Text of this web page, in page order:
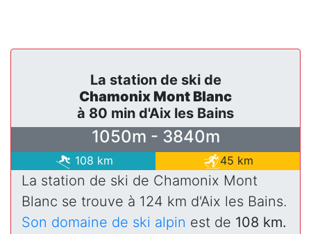
La station de ski de
Chamonix Mont Blanc
à 80 min d'Aix les Bains
1050m - 3840m
108 km 45 km
La station de ski de Chamonix Mont
Blanc se trouve à 124 km d'Aix les Bains.
Son domaine de ski alpin est de 108 km.